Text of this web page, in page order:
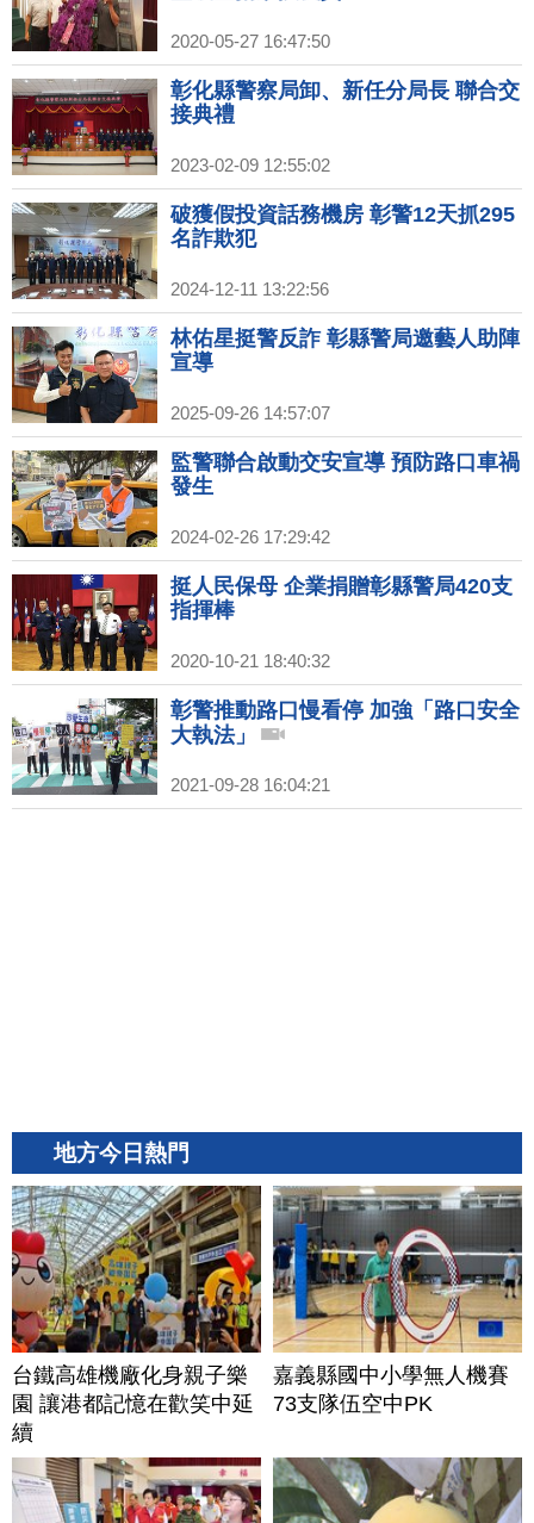
2020-05-27 16:47:50
彰化縣警察局卸、新任分局長 聯合交
接典禮
2023-02-09 12:55:02
破獲假投資話務機房 彰警12天抓295
名詐欺犯
2024-12-11 13:22:56
林佑星挺警反詐 彰縣警局邀藝人助陣
宣導
2025-09-26 14:57:07
監警聯合啟動交安宣導 預防路口車禍
發生
2024-02-26 17:29:42
挺人民保母 企業捐贈彰縣警局420支
指揮棒
2020-10-21 18:40:32
彰警推動路口慢看停 加強「路口安全
大執法」
2021-09-28 16:04:21
地方今日熱門
台鐵高雄機廠化身親子樂
園 讓港都記憶在歡笑中延
續
嘉義縣國中小學無人機賽
73支隊伍空中PK